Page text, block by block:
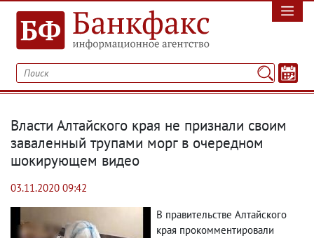
Власти Алтайского края не признали своим
заваленный трупами морг в очередном
шокирующем видео
03.11.2020 09:42
В правительстве Алтайского
края прокомментировали